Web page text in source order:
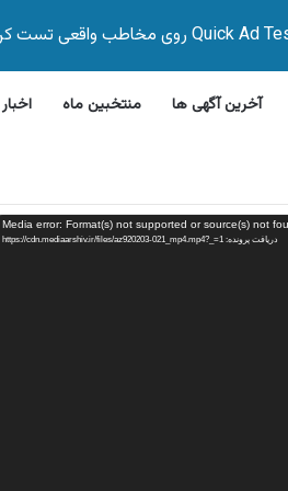
آخرین آگهی ها منتخبین ماه اخبار
Media error: Format(s) not supported or source(s) not
دریافت پرونده: https://cdn.mediaarshiv.ir/files/az920203-021_mp4.mp4?_=1